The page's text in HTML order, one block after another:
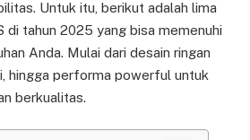
Untuk itu, berikut adalah lima
di tahun 2025 yang bisa memenuhi
Anda. Mulai dari desain ringan
hingga performa powerful untuk
berkualitas.